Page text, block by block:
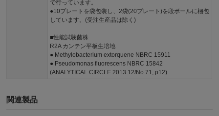
で行っています。
●10プレートを袋包装し、2袋(20プレート)を段ボールに梱包
しています。(受注生産品は除く)
■性能試験菌株
R2A カンテン平板生培地
● Methylobacterium extorquene NBRC 15911
● Pseudomonas fluorescens NBRC 15842
(ANALYTICAL CIRCLE 2013.12/No.71, p12)
関連製品